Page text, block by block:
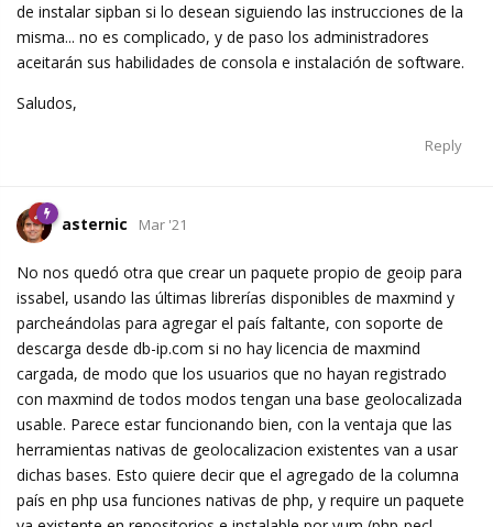
de instalar sipban si lo desean siguiendo las instrucciones de la
misma... no es complicado, y de paso los administradores
aceitarán sus habilidades de consola e instalación de software.
Saludos,
Reply
asternic Mar '21
No nos quedó otra que crear un paquete propio de geoip para
issabel, usando las últimas librerías disponibles de maxmind y
parcheándolas para agregar el país faltante, con soporte de
descarga desde db-ip.com si no hay licencia de maxmind
cargada, de modo que los usuarios que no hayan registrado
con maxmind de todos modos tengan una base geolocalizada
usable. Parece estar funcionando bien, con la ventaja que las
herramientas nativas de geolocalizacion existentes van a usar
dichas bases. Esto quiere decir que el agregado de la columna
país en php usa funciones nativas de php, y require un paquete